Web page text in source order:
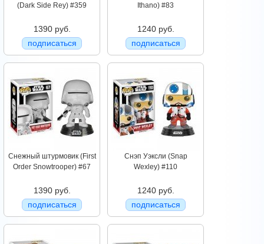
(Dark Side Rey) #359
1390 руб.
подписаться
Ithano) #83
1240 руб.
подписаться
Снежный штурмовик (First
Order Snowtrooper) #67
1390 руб.
подписаться
Снэп Уэксли (Snap
Wexley) #110
1240 руб.
подписаться